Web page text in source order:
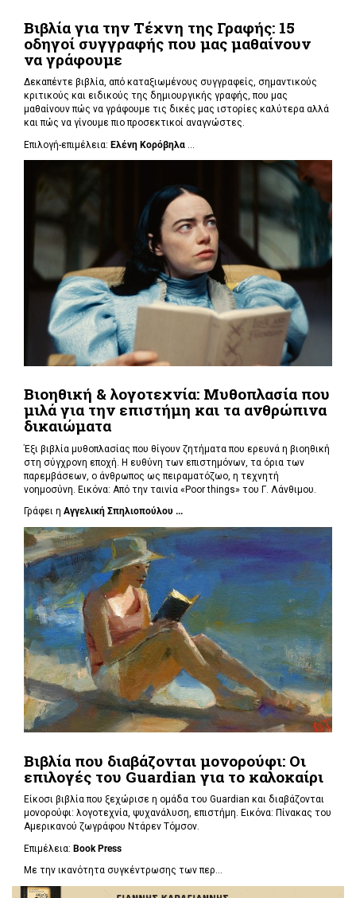
Βιβλία για την Τέχνη της Γραφής: 15
οδηγοί συγγραφής που μας μαθαίνουν
να γράφουμε
Δεκαπέντε βιβλία, από καταξιωμένους συγγραφείς, σημαντικούς
κριτικούς και ειδικούς της δημιουργικής γραφής, που μας
μαθαίνουν πώς να γράφουμε τις δικές μας ιστορίες καλύτερα αλλά
και πώς να γίνουμε πιο προσεκτικοί αναγνώστες.
Επιλογή-επιμέλεια: Ελένη Κορόβηλα ...
Βιοηθική & λογοτεχνία: Μυθοπλασία που
μιλά για την επιστήμη και τα ανθρώπινα
δικαιώματα
Έξι βιβλία μυθοπλασίας που θίγουν ζητήματα που ερευνά η βιοηθική
στη σύγχρονη εποχή. Η ευθύνη των επιστημόνων, τα όρια των
παρεμβάσεων, ο άνθρωπος ως πειραματόζωο, η τεχνητή
νοημοσύνη. Εικόνα: Από την ταινία «Poor things» του Γ. Λάνθιμου.
Γράφει η Αγγελική Σπηλιοπούλου ...
Βιβλία που διαβάζονται μονορούφι: Οι
επιλογές του Guardian για το καλοκαίρι
Είκοσι βιβλία που ξεχώρισε η ομάδα του Guardian και διαβάζονται
μονορούφι: λογοτεχνία, ψυχανάλυση, επιστήμη. Εικόνα: Πίνακας του
Αμερικανού ζωγράφου Ντάρεν Τόμσον.
Επιμέλεια: Book Press
Με την ικανότητα συγκέντρωσης των περ...